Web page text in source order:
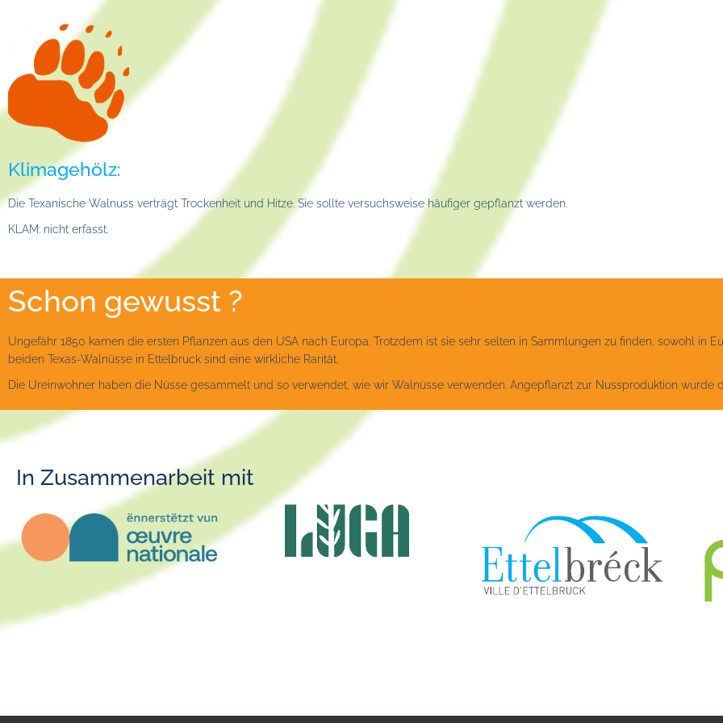
Klimagehölz:
Die Texanische Walnuss verträgt Trockenheit und Hitze. Sie sollte versuchsweise häufiger gepflanzt werden.
KLAM: nicht erfasst.
Schon gewusst ?
Ungefähr 1850 kamen die ersten Pflanzen aus den USA nach Europa. Trotzdem ist sie sehr selten in Sammlungen zu finden, sowohl in
beiden Texas-Walnüsse in Ettelbruck sind eine wirkliche Rarität.
Die Ureinwohner haben die Nüsse gesammelt und so verwendet, wie wir Walnüsse verwenden. Angepflanzt zur Nussproduktion wurde
In Zusammenarbeit mit